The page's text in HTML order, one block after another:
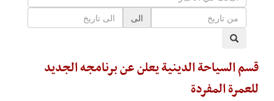
الى
قسم السياحة الدينية يعلن عن برنامجه الجديد
للعمرة المفردة